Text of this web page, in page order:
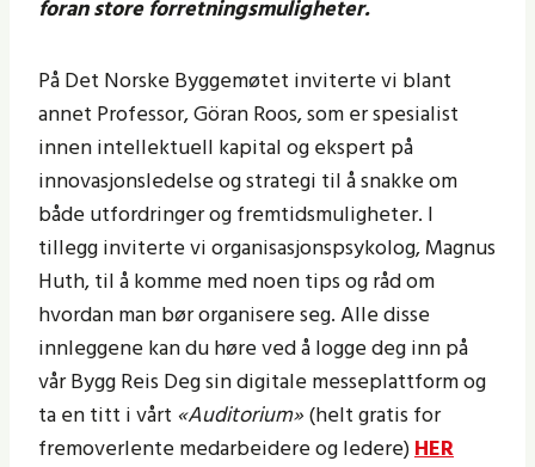
foran store forretningsmuligheter.
På Det Norske Byggemøtet inviterte vi blant
annet Professor, Göran Roos, som er spesialist
innen intellektuell kapital og ekspert på
innovasjonsledelse og strategi til å snakke om
både utfordringer og fremtidsmuligheter. I
tillegg inviterte vi organisasjonspsykolog, Magnus
Huth, til å komme med noen tips og råd om
hvordan man bør organisere seg. Alle disse
innleggene kan du høre ved å logge deg inn på
vår Bygg Reis Deg sin digitale messeplattform og
ta en titt i vårt «Auditorium»(helt gratis for
fremoverlente medarbeidere og ledere)HER